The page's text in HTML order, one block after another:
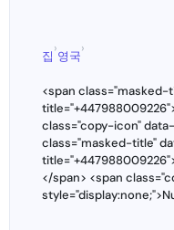
집
›
영국
›
<span
class="copy-icon"
class="masked-title"
</span> <span